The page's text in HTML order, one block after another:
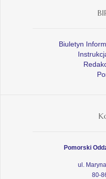
Biuletyn
Pomorski
ul.
80-